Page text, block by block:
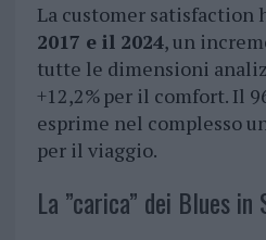
La customer satisfaction
2017 e il 2024, un
tutte le dimensioni
+12,2% per il comfort. Il
esprime nel complesso
per il viaggio.
La ”carica” dei Blues in